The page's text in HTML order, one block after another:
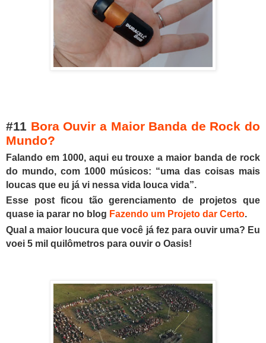
#11 Bora Ouvir a Maior Banda de Rock do
Mundo?
Falando em 1000, aqui eu trouxe a maior banda de rock
do mundo, com 1000 músicos: “uma das coisas mais
loucas que eu já vi nessa vida louca vida”.
Esse post ficou tão gerenciamento de projetos que
quase ia parar no blog Fazendo um Projeto dar Certo.
Qual a maior loucura que você já fez para ouvir uma? Eu
voei 5 mil quilômetros para ouvir o Oasis!